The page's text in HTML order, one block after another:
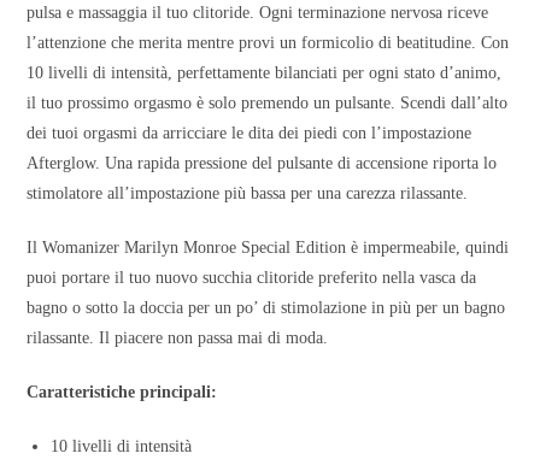
pulsa e massaggia il tuo clitoride. Ogni terminazione nervosa riceve
l’attenzione che merita mentre provi un formicolio di beatitudine. Con
10 livelli di intensità, perfettamente bilanciati per ogni stato d’animo,
il tuo prossimo orgasmo è solo premendo un pulsante. Scendi dall’alto
dei tuoi orgasmi da arricciare le dita dei piedi con l’impostazione
Afterglow. Una rapida pressione del pulsante di accensione riporta lo
stimolatore all’impostazione più bassa per una carezza rilassante.
Il Womanizer Marilyn Monroe Special Edition è impermeabile, quindi
puoi portare il tuo nuovo succhia clitoride preferito nella vasca da
bagno o sotto la doccia per un po’ di stimolazione in più per un bagno
rilassante. Il piacere non passa mai di moda.
Caratteristiche principali:
10 livelli di intensità